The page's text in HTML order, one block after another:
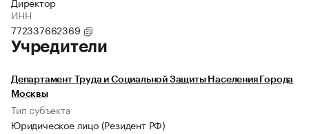
ИНН
772337662369
Учредители
Департамент Труда и Социальной Защиты Населения Города
Москвы
Тип субъекта
Юридическое лицо (Резидент РФ)